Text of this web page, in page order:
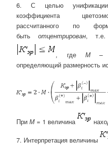
6. С целью унификации
коэффициента
рассчитанного по
бытьотцентрирован, т.е.
, где М–
определяющий размерность
ПриМ = 1 величина
7. Интерпретация величины